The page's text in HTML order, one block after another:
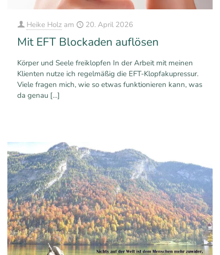
Heike Holz am 20. April 2026
Mit EFT Blockaden auflösen
Körper und Seele freiklopfen In der Arbeit mit meinen
Klienten nutze ich regelmäßig die EFT-Klopfakupressur.
Viele fragen mich, wie so etwas funktionieren kann, was
da genau […]